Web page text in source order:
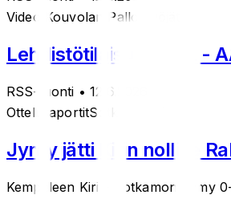
Videot
Kouvolan Pallonlyöjät
Lehdistötilaisuus KPL -
RSS-tuonti • 12.6.2026
OtteluraportitSotkamon Jymy
Jymy jätti Kirin nollille
Kempeleen Kiri – Sotkamon Jymy